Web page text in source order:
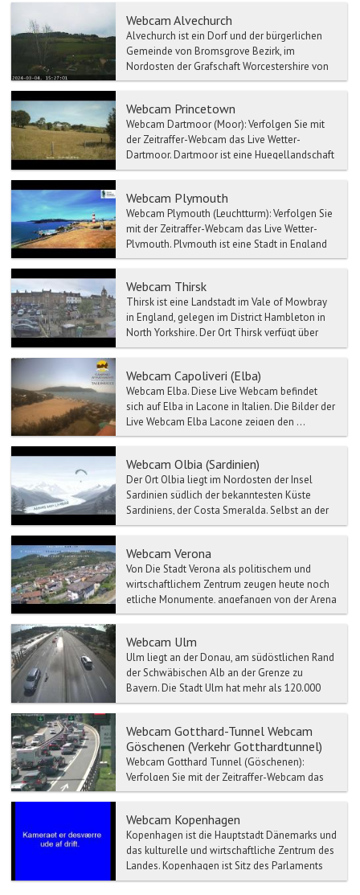
Webcam Alvechurch
Alvechurch ist ein Dorf und der bürgerlichen
Gemeinde von Bromsgrove Bezirk, im
Nordosten der Grafschaft Worcestershire von
England. Liegen Der Ort...
Webcam Princetown
Webcam Dartmoor (Moor): Verfolgen Sie mit
der Zeitraffer-Webcam das Live Wetter-
Dartmoor. Dartmoor ist eine Huegellandschaft
auf ein...
Webcam Plymouth
Webcam Plymouth (Leuchtturm): Verfolgen Sie
mit der Zeitraffer-Webcam das Live Wetter-
Plymouth. Plymouth ist eine Stadt in England
in...
Webcam Thirsk
Thirsk ist eine Landstadt im Vale of Mowbray
in England, gelegen im District Hambleton in
North Yorkshire. Der Ort Thirsk verfügt über
einen mitte...
Webcam Capoliveri (Elba)
Webcam Elba. Diese Live Webcam befindet
sich auf Elba in Lacone in Italien. Die Bilder der
Live Webcam Elba Lacone zeigen den ...
Webcam Olbia (Sardinien)
Der Ort Olbia liegt im Nordosten der Insel
Sardinien südlich der bekanntesten Küste
Sardiniens, der Costa Smeralda. Selbst an der
Haupteinkaufsstra...
Webcam Verona
Von Die Stadt Verona als politischem und
wirtschaftlichem Zentrum zeugen heute noch
etliche Monumente, angefangen von der Arena
bis zum Römischen T...
Webcam Ulm
Ulm liegt an der Donau, am südöstlichen Rand
der Schwäbischen Alb an der Grenze zu
Bayern. Die Stadt Ulm hat mehr als 120.000
Einwohner, bildet ei...
Webcam Gotthard-Tunnel Webcam
Göschenen (Verkehr Gotthardtunnel)
Webcam Gotthard Tunnel (Göschenen):
Verfolgen Sie mit der Zeitraffer-Webcam das
Live Wetter-Gotthard Tunnel. Verkehr- und
Webcam Kopenhagen
Kopenhagen ist die Hauptstadt Dänemarks und
das kulturelle und wirtschaftliche Zentrum des
Landes. Kopenhagen ist Sitz des Parlaments
und der Regie...